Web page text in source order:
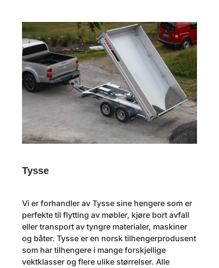
Tysse
Vi er forhandler av Tysse sine hengere som er
perfekte til flytting av møbler, kjøre bort avfall
eller transport av tyngre materialer, maskiner
og båter. Tysse er en norsk tilhengerprodusent
som har tilhengere i mange forskjellige
vektklasser og flere ulike størrelser. Alle